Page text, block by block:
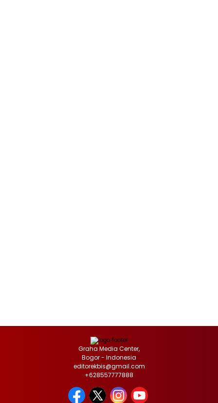
Graha Media Center,
Bogor - Indonesia
editorekbis@gmail.com
+628557777888